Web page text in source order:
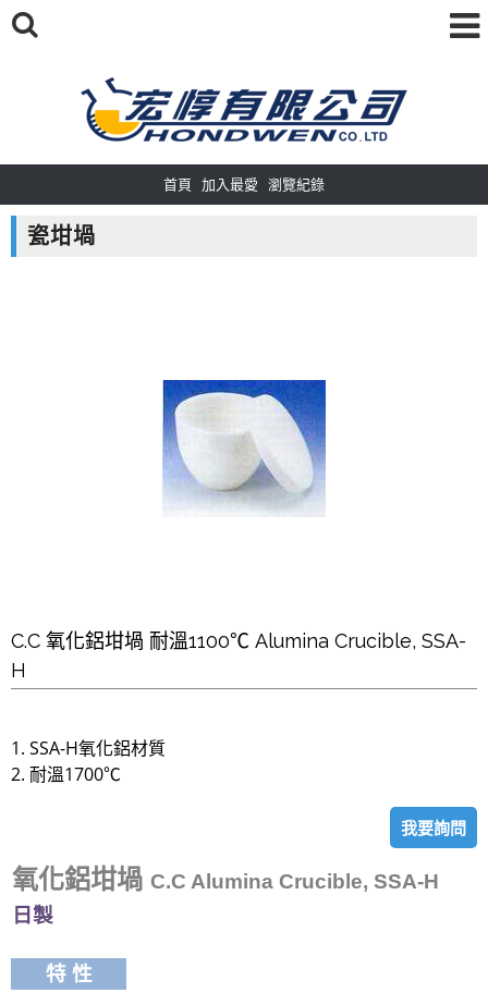
首頁 加入最愛 瀏覽紀錄
瓷坩堝
C.C 氧化鋁坩堝 耐溫1100℃ Alumina Crucible, SSA-
H
1. SSA-H氧化鋁材質
2. 耐溫1700℃
我要詢問
氧化鋁坩堝 C.C Alumina Crucible, SSA-H
日製
特 性